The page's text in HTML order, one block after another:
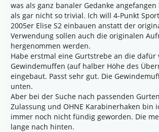
was als ganz banaler Gedanke
als gar nicht so trivial. Ich will 4-Punkt
2005er Elise S2 einbauen anstatt der
Verwendung sollen auch die originalen
hergenommen werden.
Habe erstmal eine Gurtstrebe an die dafür
Gewindemuffen (auf halber Höhe des
eingebaut. Passt sehr gut. Die
unten.
Aber bei der Suche nach passenden
Zulassung und OHNE Karabinerhaken bin
immer noch nicht fündig geworden. Die
lange nach hinten.